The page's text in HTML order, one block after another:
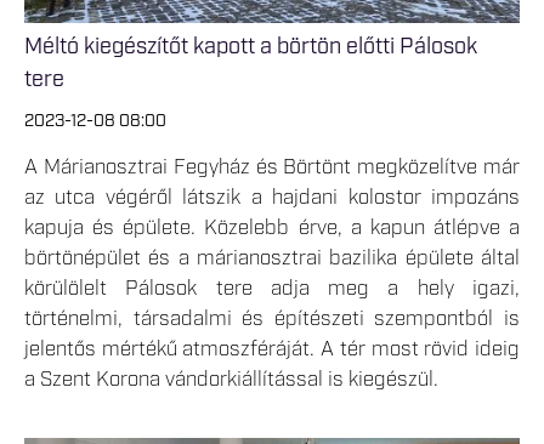
Méltó kiegészítőt kapott a börtön előtti Pálosok
tere
2023-12-08 08:00
A Márianosztrai Fegyház és Börtönt megközelítve már
az utca végéről látszik a hajdani kolostor impozáns
kapuja és épülete. Közelebb érve, a kapun átlépve a
börtönépület és a márianosztrai bazilika épülete által
körülölelt Pálosok tere adja meg a hely igazi,
történelmi, társadalmi és építészeti szempontból is
jelentős mértékű atmoszféráját. A tér most rövid ideig
a Szent Korona vándorkiállítással is kiegészül.